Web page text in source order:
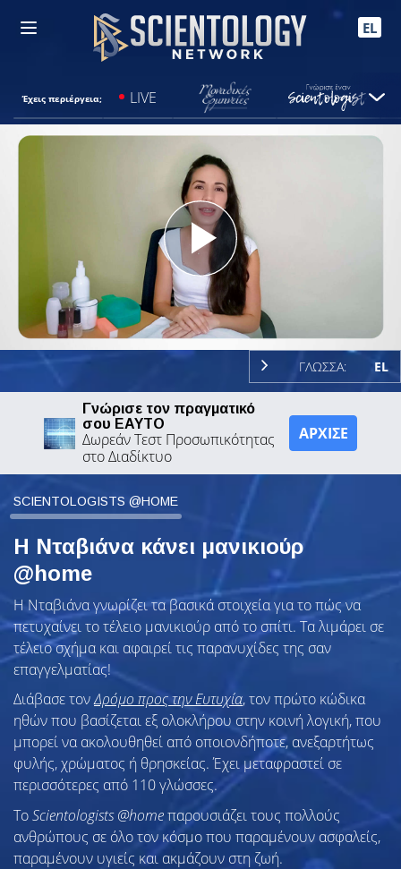
EL
Έχεις περιέργεια; LIVE
Play
Video
ΓΛΩΣΣΑ: EL
Γνώρισε τον πραγματικό
σου ΕΑΥΤΟ
Δωρεάν Τεστ Προσωπικότητας
στο Διαδίκτυο
ΑΡΧΙΣΕ
SCIENTOLOGISTS @HOME
Η Νταβιάνα κάνει μανικιούρ
@home
Η Νταβιάνα γνωρίζει τα βασικά στοιχεία για το πώς να
πετυχαίνει το τέλειο μανικιούρ από το σπίτι. Τα λιμάρει σε
τέλειο σχήμα και αφαιρεί τις παρανυχίδες της σαν
επαγγελματίας!
Διάβασε τονΔρόμο προς την Ευτυχία, τον πρώτο κώδικα
ηθών που βασίζεται εξ ολοκλήρου στην κοινή λογική, που
μπορεί να ακολουθηθεί από οποιονδήποτε, ανεξαρτήτως
φυλής, χρώματος ή θρησκείας. Έχει μεταφραστεί σε
περισσότερες από 110 γλώσσες.
ToScientologists @homeπαρουσιάζει τους πολλούς
ανθρώπους σε όλο τον κόσμο που παραμένουν ασφαλείς,
παραμένουν υγιείς και ακμάζουν στη ζωή.